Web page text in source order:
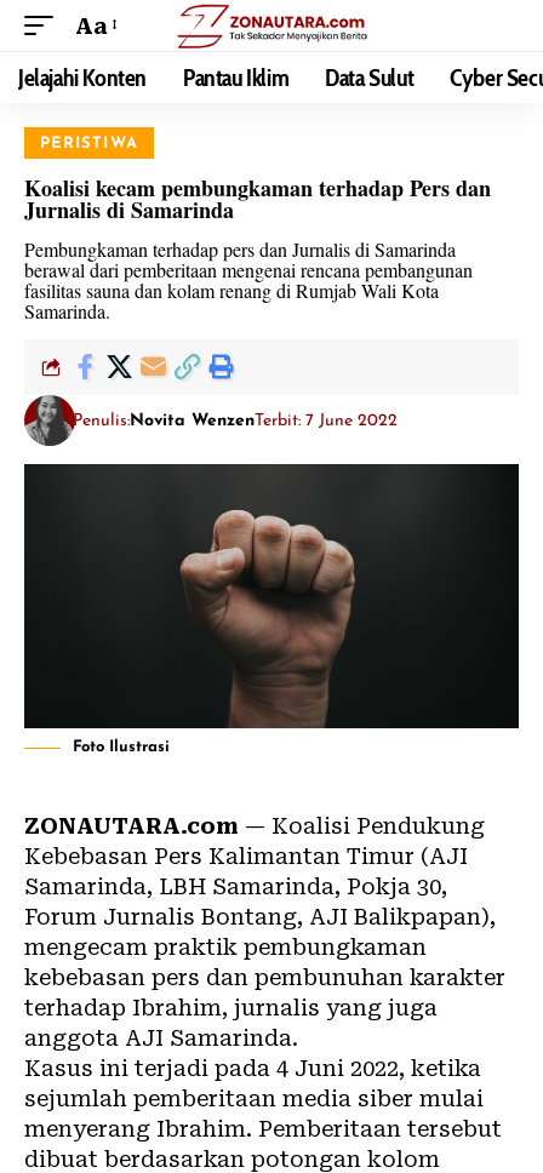
Aa
Jelajahi Konten Pantau Iklim Data Sulut Cyber
PERISTIWA
Koalisi kecam pembungkaman terhadap Pers dan
Jurnalis di Samarinda
Pembungkaman terhadap pers dan Jurnalis di Samarinda
berawal dari pemberitaan mengenai rencana pembangunan
fasilitas sauna dan kolam renang di Rumjab Wali Kota
Samarinda.
Penulis:Novita WenzenTerbit: 7 June 2022
Foto Ilustrasi
ZONAUTARA.com — Koalisi Pendukung
Kebebasan Pers Kalimantan Timur (AJI
Samarinda, LBH Samarinda, Pokja 30,
Forum Jurnalis Bontang, AJI Balikpapan),
mengecam praktik pembungkaman
kebebasan pers dan pembunuhan karakter
terhadap Ibrahim, jurnalis yang juga
anggota AJI Samarinda.
Kasus ini terjadi pada 4 Juni 2022, ketika
sejumlah pemberitaan media siber mulai
menyerang Ibrahim. Pemberitaan tersebut
dibuat berdasarkan potongan kolom